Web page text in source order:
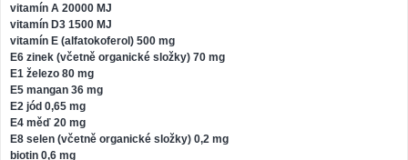
vitamín A 20000 MJ
vitamín D3 1500 MJ
vitamín E (alfatokoferol) 500 mg
E6 zinek (včetně organické složky) 70 mg
E1 železo 80 mg
E5 mangan 36 mg
E2 jód 0,65 mg
E4 měď 20 mg
E8 selen (včetně organické složky) 0,2 mg
biotin 0,6 mg